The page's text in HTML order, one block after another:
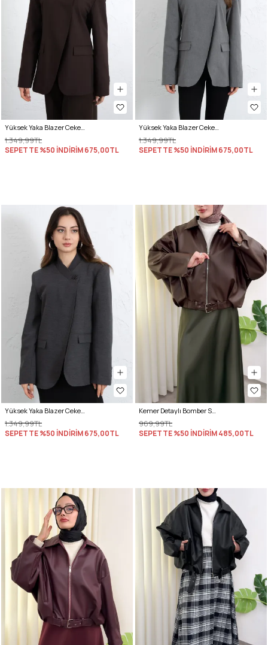
Yüksek Yaka Blazer Ceket 269013 - KAHVERENGİ
1.349,99TL
SEPETTE %50 İNDİRİM675,00TL
Yüksek Yaka Blazer Ceket 269013 - GRİ
1.349,99TL
SEPETTE %50 İNDİRİM675,00TL
Yüksek Yaka Blazer Ceket 269013 - ANTRASİT
1.349,99TL
SEPETTE %50 İNDİRİM675,00TL
Kemer Detaylı Bomber Suni Deri Ceket 2017 - KAHVERENGİ
969,99TL
SEPETTE %50 İNDİRİM485,00TL